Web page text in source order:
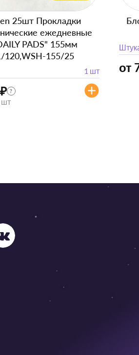
25шт Прокладки
ежедневные
PADS" 155мм
120,WSH-155/25
1 шт
₽ ?
шт
от